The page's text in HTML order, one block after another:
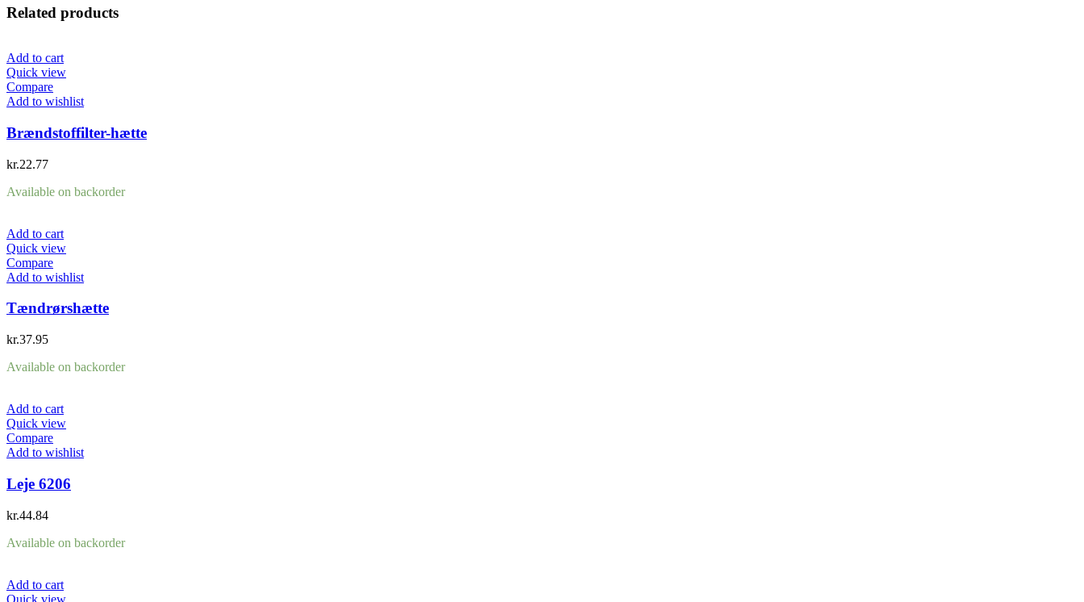
Related products
Add to cart
Quick view
Compare
Add to wishlist
Brændstoffilter-hætte
kr.22.77
Available on backorder
Add to cart
Quick view
Compare
Add to wishlist
Tændrørshætte
kr.37.95
Available on backorder
Add to cart
Quick view
Compare
Add to wishlist
Leje 6206
kr.44.84
Available on backorder
Add to cart
Quick view